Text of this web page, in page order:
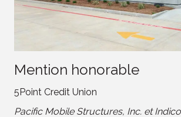
Mention honorable
5Point Credit Union
Pacific Mobile Structures, Inc. et